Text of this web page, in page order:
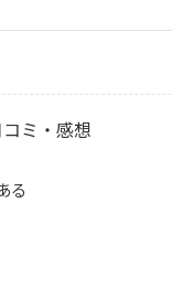
ミ・感想
る